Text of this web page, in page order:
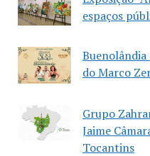
espaços
Buenolândia
do Marco
Grupo
Jaime
Tocantins